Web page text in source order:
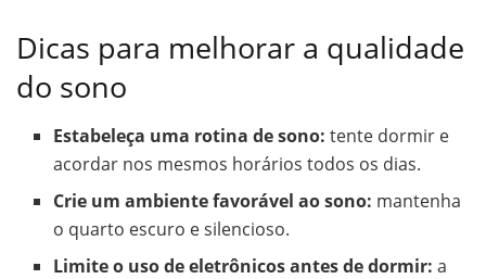
Dicas para melhorar a qualidade
do sono
Estabeleça uma rotina de sono: tente dormir e
acordar nos mesmos horários todos os dias.
Crie um ambiente favorável ao sono: mantenha
o quarto escuro e silencioso.
Limite o uso de eletrônicos antes de dormir: a